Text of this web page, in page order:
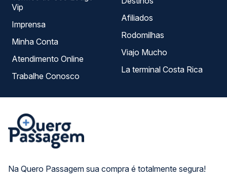
Na Quero Passagem sua compra é totalmente segura!
Vip
Imprensa
Minha Conta
Atendimento Online
Trabalhe Conosco
Afiliados
Rodomilhas
Viajo Mucho
La terminal Costa Rica